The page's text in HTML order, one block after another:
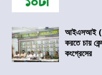
আইএসআই
করতে চায়
কংগ্রেসের